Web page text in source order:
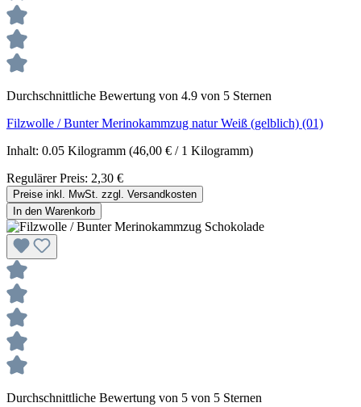
Durchschnittliche Bewertung von 4.9 von 5 Sternen
Filzwolle / Bunter Merinokammzug natur Weiß (gelblich) (01)
Inhalt: 0.05 Kilogramm (46,00 € / 1 Kilogramm)
Regulärer Preis: 2,30 €
Preise inkl. MwSt. zzgl. Versandkosten
In den Warenkorb
Durchschnittliche Bewertung von 5 von 5 Sternen